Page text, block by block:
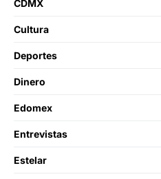
CDMX
Cultura
Deportes
Dinero
Edomex
Entrevistas
Estelar